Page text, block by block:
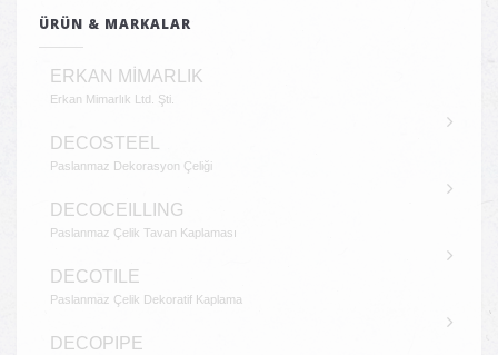
ÜRÜN & MARKALAR
ERKAN MİMARLIK
Erkan Mimarlık Ltd. Şti.
DECOSTEEL
Paslanmaz Dekorasyon Çeliği
DECOCEILLING
Paslanmaz Çelik Tavan Kaplaması
DECOTILE
Paslanmaz Çelik Dekoratif Kaplama
DECOPIPE